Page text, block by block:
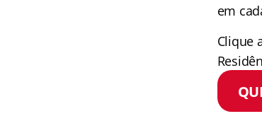
em
Clique